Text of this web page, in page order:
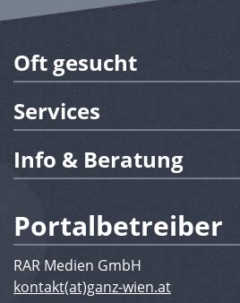
Oft gesucht
Services
Info & Beratung
Portalbetreiber
RAR Medien GmbH
kontakt(at)ganz-wien.at